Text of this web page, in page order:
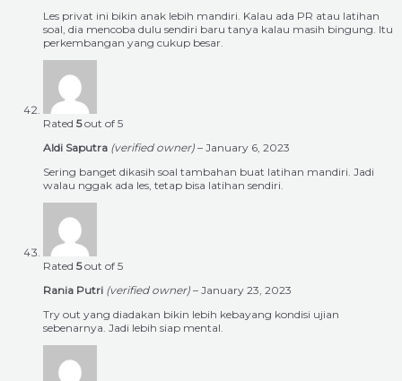
Les privat ini bikin anak lebih mandiri. Kalau ada PR atau latihan
soal, dia mencoba dulu sendiri baru tanya kalau masih bingung. Itu
perkembangan yang cukup besar.
Rated 5out of 5
Aldi Saputra (verified owner) – January 6, 2023
Sering banget dikasih soal tambahan buat latihan mandiri. Jadi
walau nggak ada les, tetap bisa latihan sendiri.
Rated 5out of 5
Rania Putri (verified owner) – January 23, 2023
Try out yang diadakan bikin lebih kebayang kondisi ujian
sebenarnya. Jadi lebih siap mental.